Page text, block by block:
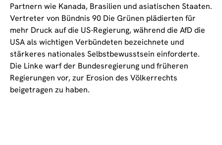
Partnern wie Kanada, Brasilien und asiatischen Staaten.
Vertreter von Bündnis 90 Die Grünen plädierten für
mehr Druck auf die US-Regierung, während die AfD die
USA als wichtigen Verbündeten bezeichnete und
stärkeres nationales Selbstbewusstsein einforderte.
Die Linke warf der Bundesregierung und früheren
Regierungen vor, zur Erosion des Völkerrechts
beigetragen zu haben.